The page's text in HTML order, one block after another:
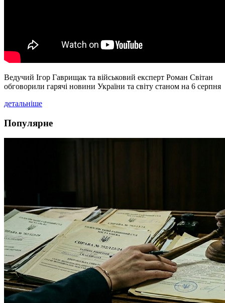
Ведучий Ігор Гаврищак та військовий експерт Роман Світан
обговорили гарячі новини України та світу станом на 6 серпня
детальніше
Популярне